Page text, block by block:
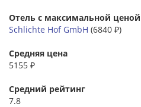
Отель с максимальной ценой
Schlichte Hof GmbH (6840 ₽)
Средняя цена
5155 ₽
Средний рейтинг
7.8